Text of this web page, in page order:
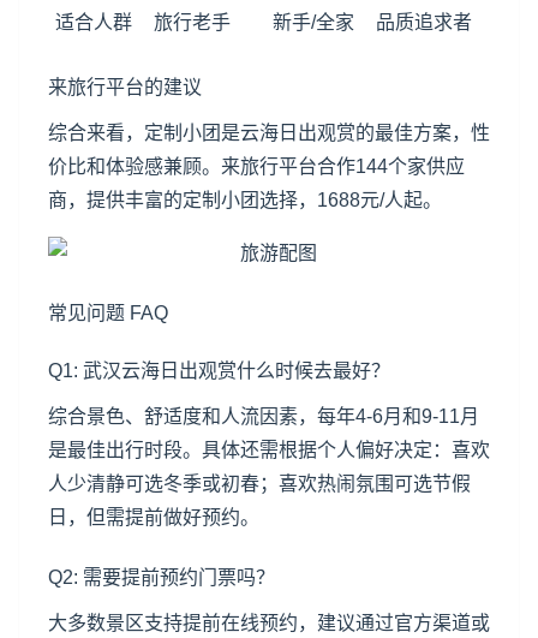
适合人群 旅行老手 新手/全家 品质追求者
来旅行平台的建议
综合来看，定制小团是云海日出观赏的最佳方案，性
价比和体验感兼顾。来旅行平台合作144个家供应
商，提供丰富的定制小团选择，1688元/人起。
常见问题 FAQ
Q1: 武汉云海日出观赏什么时候去最好？
综合景色、舒适度和人流因素，每年4-6月和9-11月
是最佳出行时段。具体还需根据个人偏好决定：喜欢
人少清静可选冬季或初春；喜欢热闹氛围可选节假
日，但需提前做好预约。
Q2: 需要提前预约门票吗？
大多数景区支持提前在线预约，建议通过官方渠道或